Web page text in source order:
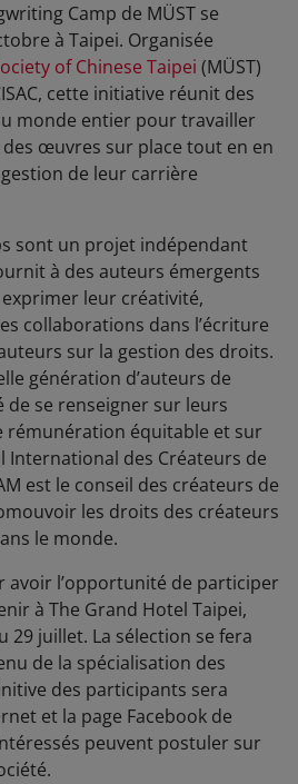
Camp de MÜST se
à Taipei. Organisée
of Chinese Taipei (MÜST)
cette initiative réunit des
monde entier pour travailler
œuvres sur place tout en en
de leur carrière
sont un projet indépendant
à des auteurs émergents
leur créativité,
collaborations dans l’écriture
sur la gestion des droits.
génération d’auteurs de
de se renseigner sur leurs
rémunération équitable et sur
International des Créateurs de
est le conseil des créateurs de
les droits des créateurs
le monde.
avoir l’opportunité de participer
à The Grand Hotel Taipei,
29 juillet. La sélection se fera
de la spécialisation des
des participants sera
et la page Facebook de
peuvent postuler sur